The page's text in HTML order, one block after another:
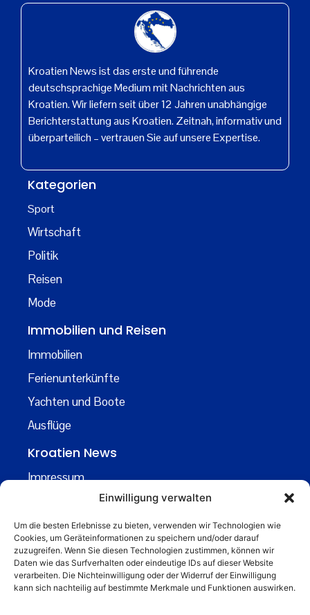
Einwilligung verwalten
Um die besten Erlebnisse zu bieten, verwenden wir Technologien wie
Cookies, um Geräteinformationen zu speichern und/oder darauf
zuzugreifen. Wenn Sie diesen Technologien zustimmen, können wir
Daten wie das Surfverhalten oder eindeutige IDs auf dieser Website
verarbeiten. Die Nichteinwilligung oder der Widerruf der Einwilligung
kann sich nachteilig auf bestimmte Merkmale und Funktionen auswirken.
Kroatien News ist das erste und führende
deutschsprachige Medium mit Nachrichten aus
Kroatien. Wir liefern seit über 12 Jahren unabhängige
Berichterstattung aus Kroatien. Zeitnah, informativ und
überparteilich – vertrauen Sie auf unsere Expertise.
Kategorien
Sport
Wirtschaft
Politik
Reisen
Mode
Immobilien und Reisen
Immobilien
Ferienunterkünfte
Yachten und Boote
Ausflüge
Kroatien News
Impressum
Kontakt
Über uns
Business